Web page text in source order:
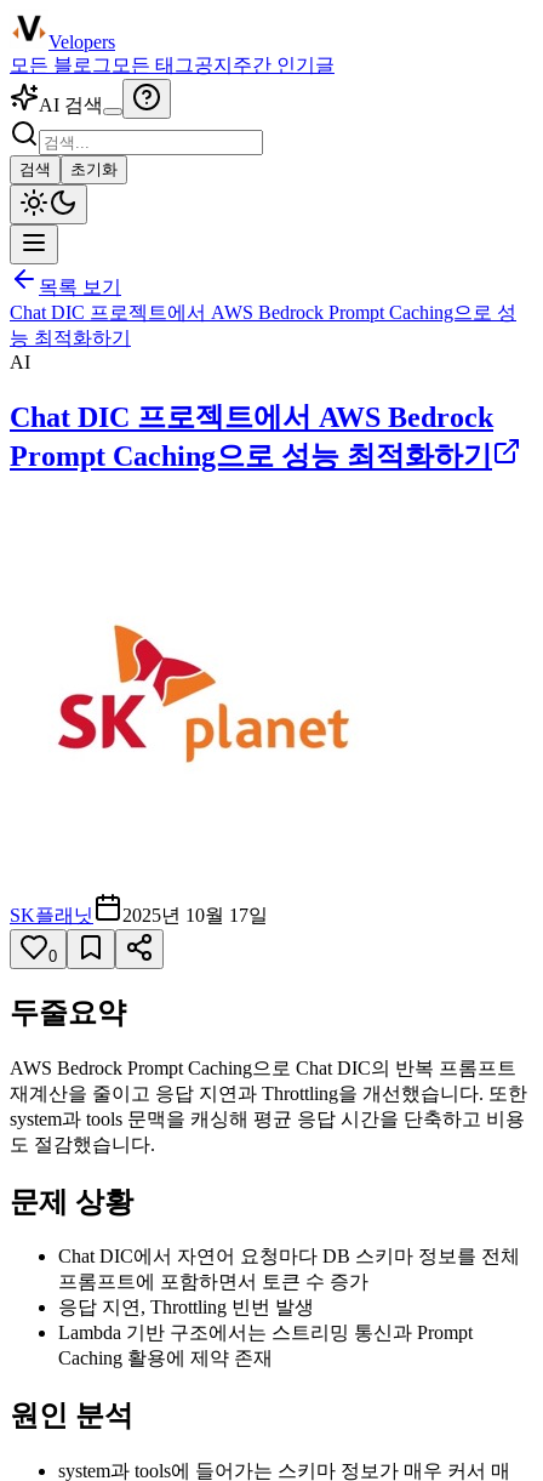
Velopers
모든 블로그 모든 태그공지 주간 인기글
AI 검색
검색 초기화
목록 보기
Chat DIC 프로젝트에서 AWS Bedrock Prompt Caching으로 성
능 최적화하기
AI
Chat DIC 프로젝트에서 AWS Bedrock
Prompt Caching으로 성능 최적화하기
SK플래닛 2025년 10월 17일
0
두줄요약
AWS Bedrock Prompt Caching으로 Chat DIC의 반복 프롬프트
재계산을 줄이고 응답 지연과 Throttling을 개선했습니다. 또한
system과 tools 문맥을 캐싱해 평균 응답 시간을 단축하고 비용
도 절감했습니다.
문제 상황
Chat DIC에서 자연어 요청마다 DB 스키마 정보를 전체
프롬프트에 포함하면서 토큰 수 증가
응답 지연, Throttling 빈번 발생
Lambda 기반 구조에서는 스트리밍 통신과 Prompt
Caching 활용에 제약 존재
원인 분석
system과 tools에 들어가는 스키마 정보가 매우 커서 매